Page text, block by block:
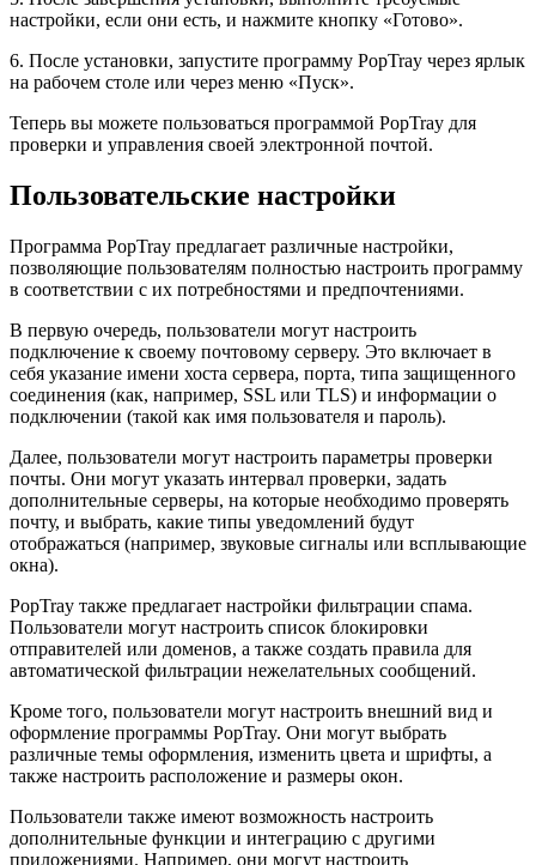
настройки, если они есть, и нажмите кнопку «Готово».
6. После установки, запустите программу PopTray через ярлык
на рабочем столе или через меню «Пуск».
Теперь вы можете пользоваться программой PopTray для
проверки и управления своей электронной почтой.
Пользовательские настройки
Программа PopTray предлагает различные настройки,
позволяющие пользователям полностью настроить программу
в соответствии с их потребностями и предпочтениями.
В первую очередь, пользователи могут настроить
подключение к своему почтовому серверу. Это включает в
себя указание имени хоста сервера, порта, типа защищенного
соединения (как, например, SSL или TLS) и информации о
подключении (такой как имя пользователя и пароль).
Далее, пользователи могут настроить параметры проверки
почты. Они могут указать интервал проверки, задать
дополнительные серверы, на которые необходимо проверять
почту, и выбрать, какие типы уведомлений будут
отображаться (например, звуковые сигналы или всплывающие
окна).
PopTray также предлагает настройки фильтрации спама.
Пользователи могут настроить список блокировки
отправителей или доменов, а также создать правила для
автоматической фильтрации нежелательных сообщений.
Кроме того, пользователи могут настроить внешний вид и
оформление программы PopTray. Они могут выбрать
различные темы оформления, изменить цвета и шрифты, а
также настроить расположение и размеры окон.
Пользователи также имеют возможность настроить
дополнительные функции и интеграцию с другими
приложениями. Например, они могут настроить